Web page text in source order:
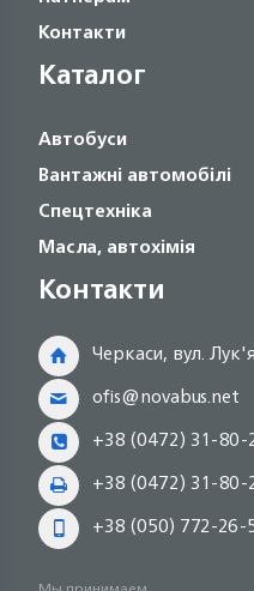
Контакти
Каталог
Автобуси
Вантажні автомобілі
Спецтехніка
Масла, автохімія
Контакти
Черкаси, вул.
ofis@novabus.net
+38 (0472) 31-80-
+38 (0472) 31-80-
+38 (050) 772-26-